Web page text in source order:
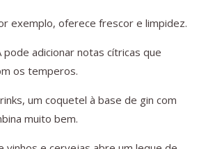
exemplo, oferece frescor e limpidez.
pode adicionar notas cítricas que
os temperos.
um coquetel à base de gin com
muito bem.